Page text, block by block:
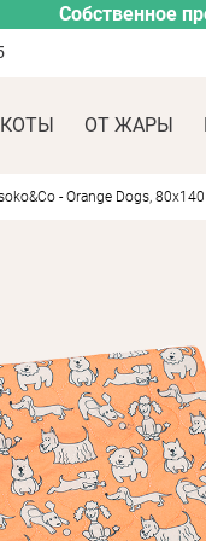
Собственное
КОТЫ ОТ ЖАРЫ
- Orange Dogs,